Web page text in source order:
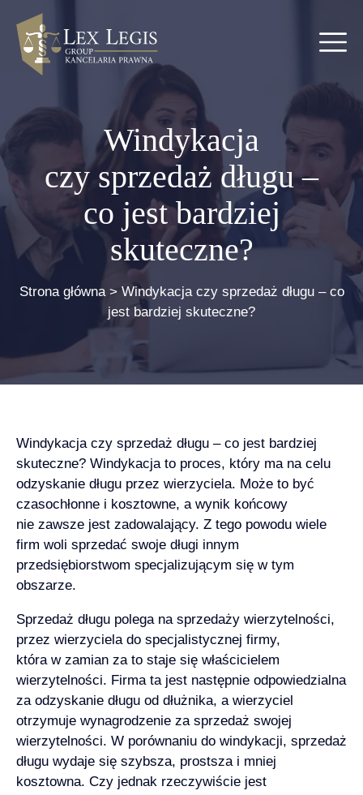
Windykacja
czy sprzedaż długu –
co jest bardziej
skuteczne?
Strona główna> Windykacja czy sprzedaż długu – co
jest bardziej skuteczne?
Windykacja czy sprzedaż długu – co jest bardziej
skuteczne? Windykacja to proces, który ma na celu
odzyskanie długu przez wierzyciela. Może to być
czasochłonne i kosztowne, a wynik końcowy
nie zawsze jest zadowalający. Z tego powodu wiele
firm woli sprzedać swoje długi innym
przedsiębiorstwom specjalizującym się w tym
obszarze.
Sprzedaż długu polega na sprzedaży wierzytelności,
przez wierzyciela do specjalistycznej firmy,
która w zamian za to staje się właścicielem
wierzytelności. Firma ta jest następnie odpowiedzialna
za odzyskanie długu od dłużnika, a wierzyciel
otrzymuje wynagrodzenie za sprzedaż swojej
wierzytelności. W porównaniu do windykacji, sprzedaż
długu wydaje się szybsza, prostsza i mniej
kosztowna. Czy jednak rzeczywiście jest